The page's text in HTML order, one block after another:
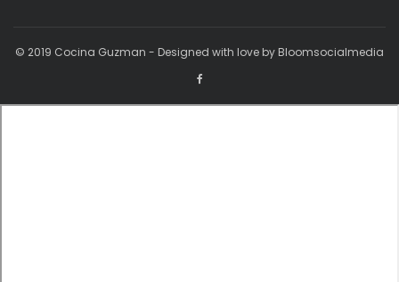
© 2019 Cocina Guzman - Designed with love by Bloomsocialmedia